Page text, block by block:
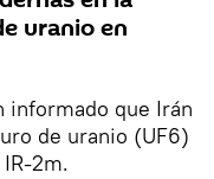
uranio en
informado que Irán
de uranio (UF6)
2m.